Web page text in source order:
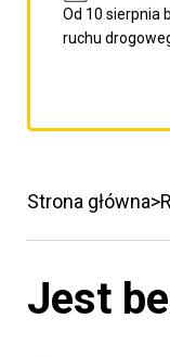
Od 10 sierpnia
ruchu
porzpedniego
Strona główna
Jest